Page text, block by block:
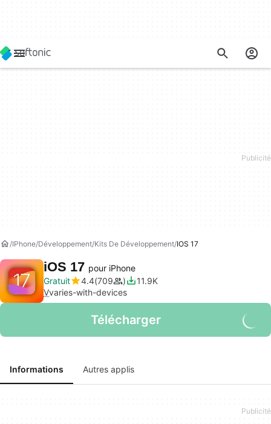
IPhone Développement Kits De Développement IOS 17
iOS 17 pour iPhone
Gratuit
4.4 709
11.9K
Vvaries-with-devices
Télécharger
Informations Autres applis